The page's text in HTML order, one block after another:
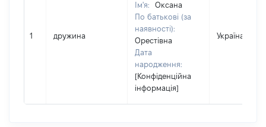
1 дружина
Ім'я:
Оксана
По батькові (за
наявності):
Орестівна
Дата
народження:
[Конфіденційна
інформація]
Україна